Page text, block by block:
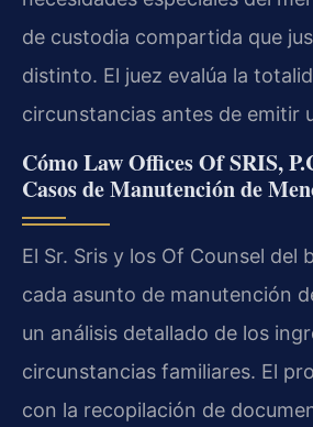
de custodia compartida que
distinto. El juez evalúa la
circunstancias antes de emitir
Cómo Law Offices Of SRIS,
Casos de Manutención de
El Sr. Sris y los Of Counsel del
cada asunto de manutención
un análisis detallado de los
circunstancias familiares. El
con la recopilación de